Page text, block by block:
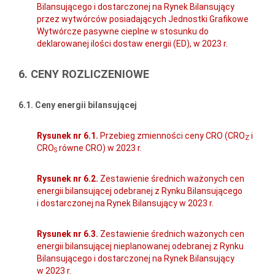
Bilansującego i dostarczonej na Rynek Bilansujący
przez wytwórców posiadających Jednostki Grafikowe
Wytwórcze pasywne cieplne w stosunku do
deklarowanej ilości dostaw energii (ED), w 2023 r.
6. CENY ROZLICZENIOWE
6.1. Ceny energii bilansującej
Rysunek nr 6.1. Przebieg zmienności ceny CRO (CROZ i
CROS równe CRO) w 2023 r.
Rysunek nr 6.2. Zestawienie średnich ważonych cen
energii bilansującej odebranej z Rynku Bilansującego
i dostarczonej na Rynek Bilansujący w 2023 r.
Rysunek nr 6.3. Zestawienie średnich ważonych cen
energii bilansującej nieplanowanej odebranej z Rynku
Bilansującego i dostarczonej na Rynek Bilansujący
w 2023 r.